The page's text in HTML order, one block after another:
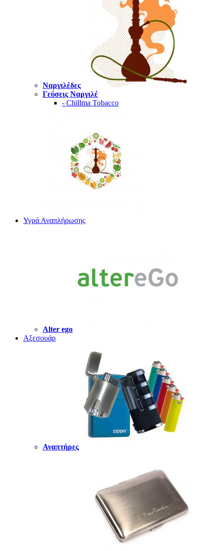
Ναργιλέδες
Γεύσεις Ναργιλέ
- Chillma Tobacco
Υγρά Αναπλήρωσης
Alter ego
Αξεσουάρ
Αναπτήρες